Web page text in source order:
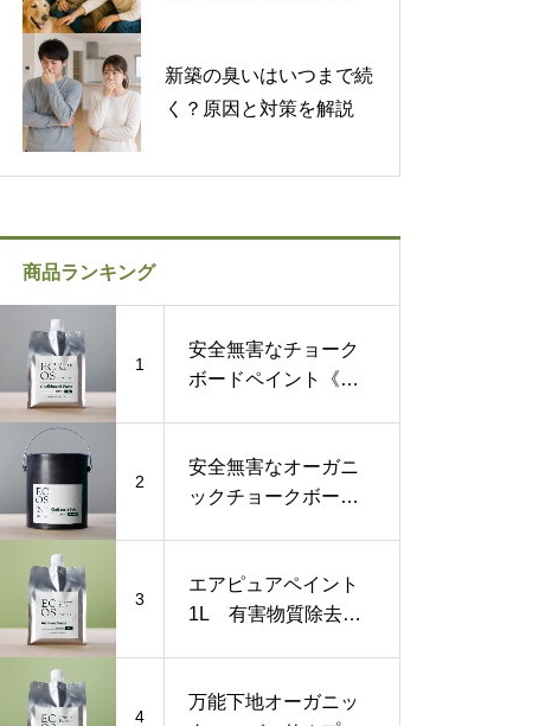
新築の臭いはいつまで続
く？原因と対策を解説
商品ランキング
1
安全無害なチョーク
ボードペイント《黒
2
安全無害なオーガニ
ックチョークボード
3
エアピュアペイント
1L 有害物質除去す
4
万能下地オーガニッ